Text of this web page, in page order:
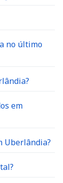
no último
em
Uberlândia?